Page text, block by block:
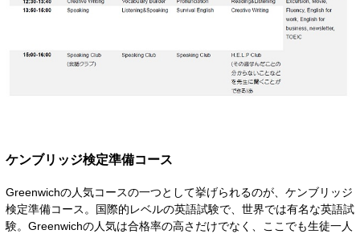
ケンブリッジ検定準備コース
Greenwichの人気コースの一つとして挙げられるのが、ケンブリッジ
検定準備コース。国際的レベルの英語試験で、世界では有名な英語試
験。Greenwichの人気は合格率の高さだけでなく、ここでも生徒一人